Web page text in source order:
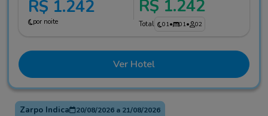
R$ 1.242
por noite
R$ 1.242
Total 01• 01• 02
Ver Hotel
Zarpo Indica 20/08/2026a 21/08/2026